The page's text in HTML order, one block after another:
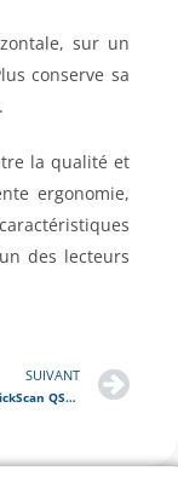
sur un
conserve sa
la qualité et
ergonomie,
des lecteurs
SUIVANT
DATALOGIC QuickScan QS2500 / Lecteur Code Barre Filaire